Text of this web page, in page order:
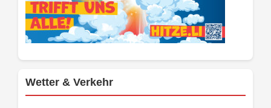
Wetter & Verkehr